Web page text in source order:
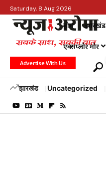
Saturday, 8 Aug 2026
होम झारखंड
एक्सप्लोर मोर
Advertise With Us
झारखंड Uncategorized